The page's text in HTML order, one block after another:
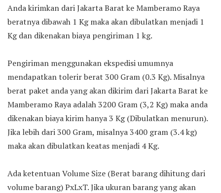
Anda kirimkan dari Jakarta Barat ke Mamberamo Raya
beratnya dibawah 1 Kg maka akan dibulatkan menjadi 1
Kg dan dikenakan biaya pengiriman 1 kg.
Pengiriman menggunakan ekspedisi umumnya
mendapatkan tolerir berat 300 Gram (0.3 Kg). Misalnya
berat paket anda yang akan dikirim dari Jakarta Barat ke
Mamberamo Raya adalah 3200 Gram (3,2 Kg) maka anda
dikenakan biaya kirim hanya 3 Kg (Dibulatkan menurun).
Jika lebih dari 300 Gram, misalnya 3400 gram (3.4 kg)
maka akan dibulatkan keatas menjadi 4 Kg.
Ada ketentuan Volume Size (Berat barang dihitung dari
volume barang) PxLxT. Jika ukuran barang yang akan